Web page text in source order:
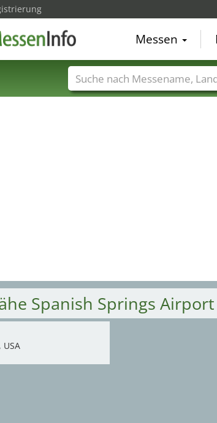
Spanish Springs Airport
Messen
Messenamen Länder